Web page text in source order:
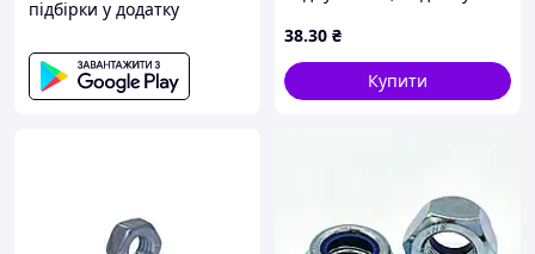
підбірки у додатку
38.30 ₴
Купити